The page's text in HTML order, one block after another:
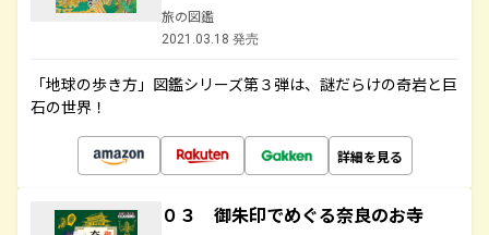
旅の図鑑
2021.03.18 発売
「地球の歩き方」図鑑シリーズ第３弾は、謎だらけの奇岩と巨
石の世界！
詳細を見る
０３ 御朱印でめぐる奈良のお寺